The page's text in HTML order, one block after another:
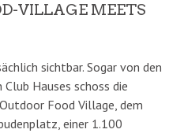
VILLAGE MEETS
sichtbar. Sogar von den
Club Hauses schoss die
Food Village, dem
einer 1.100